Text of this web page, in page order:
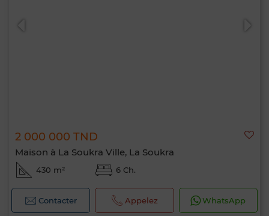
2 000 000 TND
Maison à La Soukra Ville, La Soukra
430 m² 6 Ch.
Contacter Appelez WhatsApp